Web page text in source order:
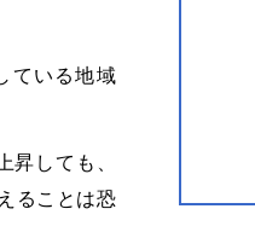
ている地域
昇しても、
ることは恐